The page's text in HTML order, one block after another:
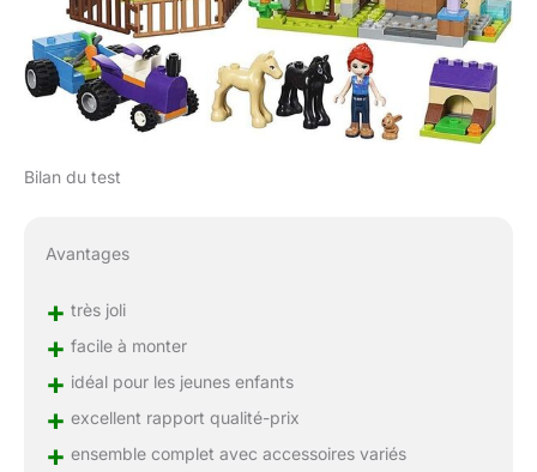
Bilan du test
Avantages
+ très joli
+ facile à monter
+ idéal pour les jeunes enfants
+ excellent rapport qualité-prix
+ ensemble complet avec accessoires variés